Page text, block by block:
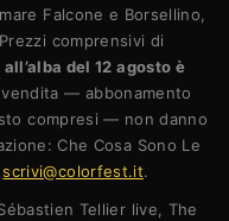
Falcone e Borsellino,
comprensivi di
del 12 agosto è
— abbonamento
compresi — non danno
Che Cosa Sono Le
scrivi@colorfest.it.
Tellier live, The